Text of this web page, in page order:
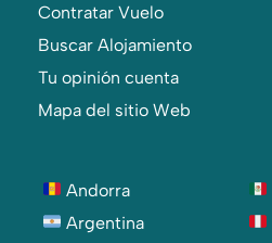
Contratar Vuelo
Buscar Alojamiento
Tu opinión cuenta
Mapa del sitio Web
Andorra
Argentina